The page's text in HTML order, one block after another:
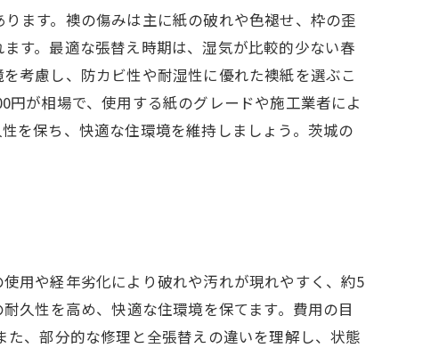
ます。襖の傷みは主に紙の破れや色褪せ、枠の歪
す。最適な張替え時期は、湿気が比較的少ない春
考慮し、防カビ性や耐湿性に優れた襖紙を選ぶこ
が相場で、使用する紙のグレードや施工業者によ
を保ち、快適な住環境を維持しましょう。茨城の
用や経年劣化により破れや汚れが現れやすく、約5
久性を高め、快適な住環境を保てます。費用の目
、部分的な修理と全張替えの違いを理解し、状態